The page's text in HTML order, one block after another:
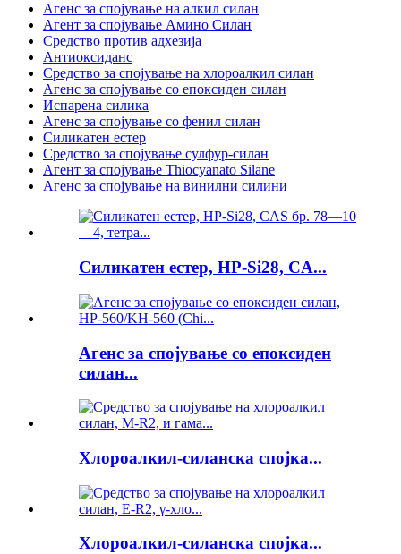
Агенс за спојување на алкил силан
Агент за спојување Амино Силан
Средство против адхезија
Антиоксиданс
Средство за спојување на хлороалкил силан
Агенс за спојување со епоксиден силан
Испарена силика
Агенс за спојување со фенил силан
Силикатен естер
Средство за спојување сулфур-силан
Агент за спојување Thiocyanato Silane
Агенс за спојување на винилни силини
Силикатен естер, HP-Si28, CA...
Агенс за спојување со епоксиден
силан...
Хлороалкил-силанска спојка...
Хлороалкил-силанска спојка...